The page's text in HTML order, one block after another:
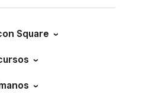
Square